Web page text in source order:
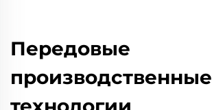
Передовые
производственные